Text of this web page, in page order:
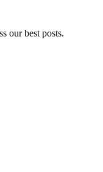
our best posts.